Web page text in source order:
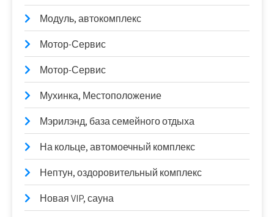
Модуль, автокомплекс
Мотор-Сервис
Мотор-Сервис
Мухинка, Местоположение
Мэрилэнд, база семейного отдыха
На кольце, автомоечный комплекс
Нептун, оздоровительный комплекс
Новая VIP, сауна